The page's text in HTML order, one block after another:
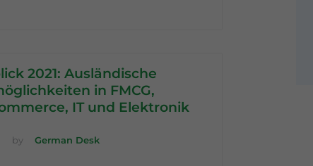
2021: Ausländische
in FMCG,
IT und Elektronik
by German Desk